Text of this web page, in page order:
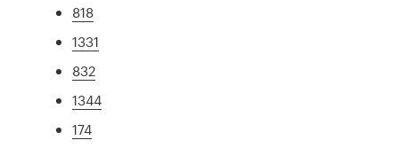
818
1331
832
1344
174